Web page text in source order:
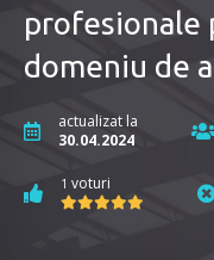
profesionale
domeniu de
actualizat la
30.04.2024
1 voturi